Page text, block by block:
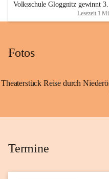
Volksschule Gloggnitz gewinnt
Lesezeit 1
Fotos
Theaterstück Reise durch
Termine